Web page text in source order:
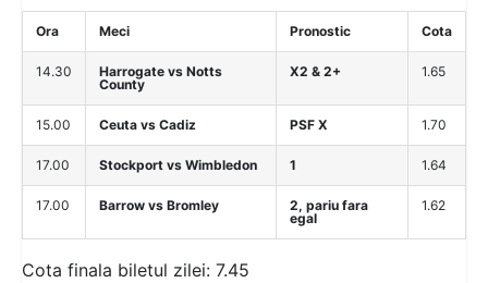
Ora Meci Pronostic Cota
14.30
Harrogate vs Notts
County
X2 & 2+ 1.65
15.00 Ceuta vs Cadiz PSF X 1.70
17.00 Stockport vs Wimbledon 1 1.64
17.00 Barrow vs Bromley
2, pariu fara
egal
1.62
Cota finala biletul zilei: 7.45